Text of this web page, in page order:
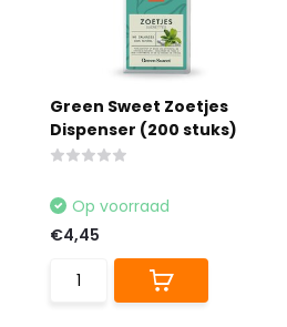
Green Sweet Zoetjes
Dispenser (200 stuks)
Op voorraad
€4,45